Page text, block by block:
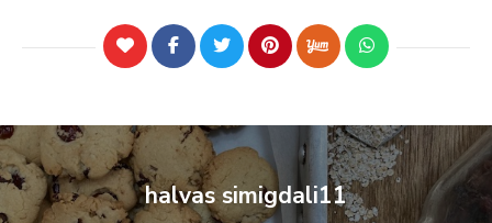
halvas simigdali11